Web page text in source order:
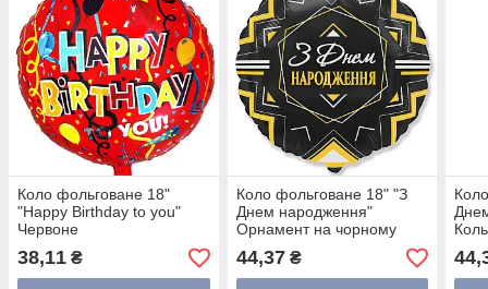
Коло фольговане 18"
"Happy Birthday to you"
Червоне
38,11 ₴
Коло фольговане 18" "З
Днем народження"
Орнамент на чорному
44,37₴